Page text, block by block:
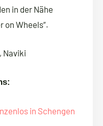
in der Nähe
on Wheels“.
Naviki
in Schengen